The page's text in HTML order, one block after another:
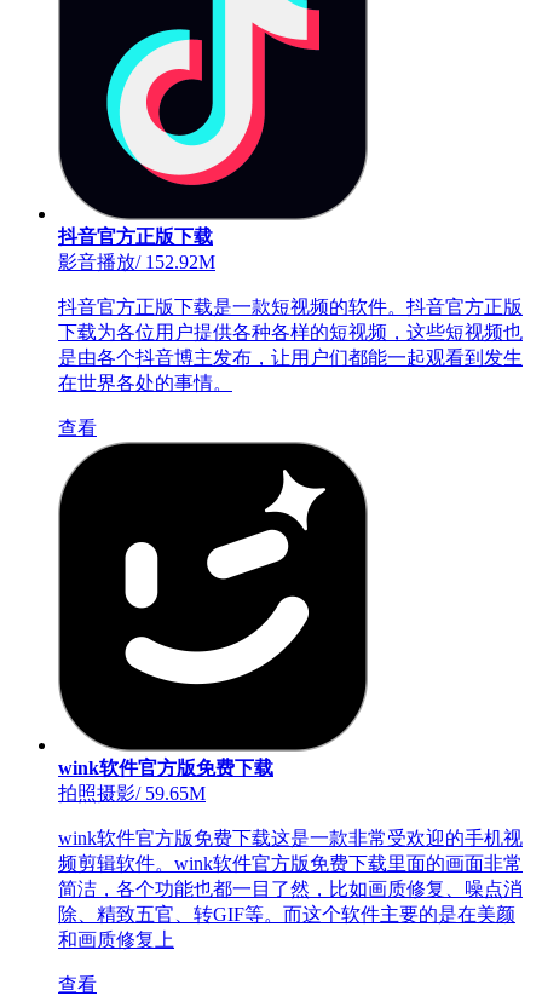
抖音官方正版下载
影音播放/152.92M
抖音官方正版下载是一款短视频的软件。抖音官方正版
下载为各位用户提供各种各样的短视频，这些短视频也
是由各个抖音博主发布，让用户们都能一起观看到发生
在世界各处的事情。
查看
wink软件官方版免费下载
拍照摄影/59.65M
wink软件官方版免费下载这是一款非常受欢迎的手机视
频剪辑软件。wink软件官方版免费下载里面的画面非常
简洁，各个功能也都一目了然，比如画质修复、噪点消
除、精致五官、转GIF等。而这个软件主要的是在美颜
和画质修复上
查看